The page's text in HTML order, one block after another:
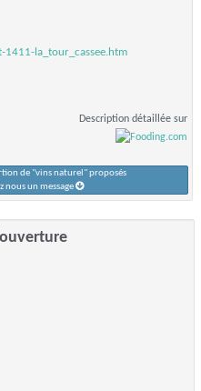
la_tour_cassee.htm
Description détaillée sur
de "vins naturel" proposés
nous un message